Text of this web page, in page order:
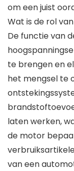
om een juist
Wat is de rol
De functie van
te brengen en
het mengsel te
laten werken,
de motor
van een